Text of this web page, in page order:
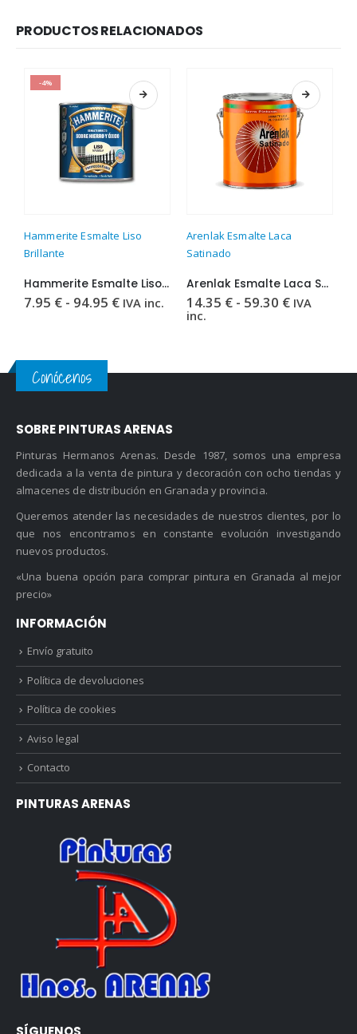
PRODUCTOS RELACIONADOS
-4%
Hammerite Esmalte Liso
Brillante
Hammerite Esmalte Liso Brillante
7.95 € - 94.95 €Rango
94.95 €
IVA inc.
Arenlak Esmalte Laca
Satinado
Arenlak Esmalte Laca Satinado
14.35 € - 59.30 €Rango
59.30 €
IVA
inc.
Conócenos
SOBRE PINTURAS ARENAS
Pinturas Hermanos Arenas. Desde 1987, somos una empresa
dedicada a la venta de pintura y decoración con ocho tiendas y
almacenes de distribución en Granada y provincia.
Queremos atender las necesidades de nuestros clientes, por lo
que nos encontramos en constante evolución investigando
nuevos productos.
«Una buena opción para comprar pintura en Granada al mejor
precio»
INFORMACIÓN
Envío gratuito
Política de devoluciones
Política de cookies
Aviso legal
Contacto
PINTURAS ARENAS